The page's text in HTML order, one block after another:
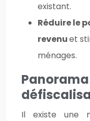
existant.
Réduire le
revenuet
ménages.
Il existe une